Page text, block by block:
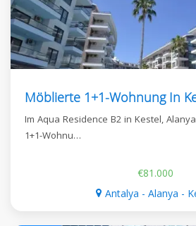
Im Aqua Residence B2 in Kestel,
1+1-Wohnu…
€81.000
Antalya - Alanya -